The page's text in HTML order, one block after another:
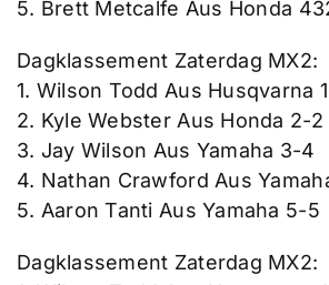
5. Brett Metcalfe Aus Honda
Dagklassement Zaterdag MX2:
1. Wilson Todd Aus Husqvarna
2. Kyle Webster Aus Honda 2-2
3. Jay Wilson Aus Yamaha 3-4
4. Nathan Crawford Aus
5. Aaron Tanti Aus Yamaha 5-5
Dagklassement Zaterdag MX2: